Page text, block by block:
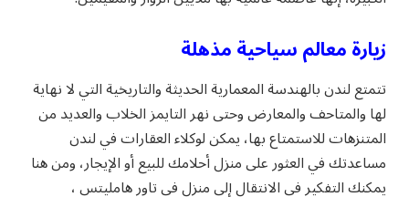
زيارة معالم سياحية مذهلة
تتمتع لندن بالهندسة المعمارية الحديثة والتاريخية التي لا نهاية
لها والمتاحف والمعارض وحتى نهر التايمز الخلاب والعديد من
المتنزهات للاستمتاع بها، يمكن لوكلاء العقارات في لندن
مساعدتك في العثور على منزل أحلامك للبيع أو الإيجار، ومن هنا
يمكنك التفكير في الانتقال إلى منزل في تاور هامليتس ،